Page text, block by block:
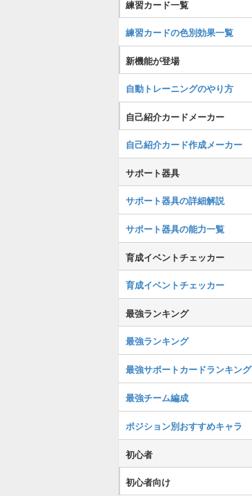
練習カード一覧
練習カードの色別効果一覧
新機能が登場
自動トレーニングのやり方
自己紹介カードメーカー
自己紹介カード作成メーカー
サポート器具
サポート器具の詳細解説
サポート器具の能力一覧
育成イベントチェッカー
育成イベントチェッカー
最強ランキング
最強ランキング
最強サポートカードランキング
最強チーム編成
ポジション別おすすめキャラ
初心者
初心者向け